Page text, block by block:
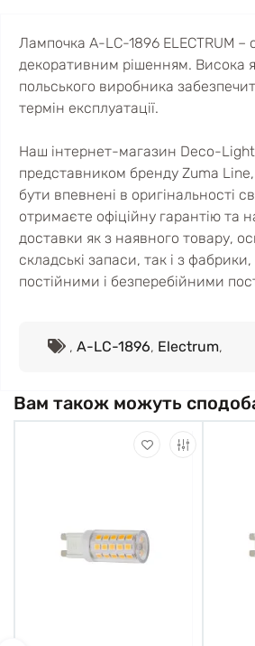
Лампочка A-LC-1896 ELECTRUM –
декоративним рішенням. Висока
польського виробника
термін експлуатації.
Наш інтернет-магазин Deco-
представником бренду Zuma
бути впевнені в оригінальності
отримаєте офіційну гарантію та
доставки як з наявного товару,
складські запаси, так і з фабрики,
постійними і безперебійними
, A-LC-1896, Electrum,
Вам також можуть